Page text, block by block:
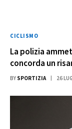
CICLISMO
La polizia
concorda un
BY SPORTIZIA 26